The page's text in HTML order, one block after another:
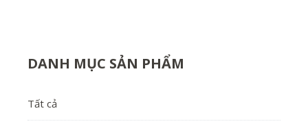
DANH MỤC SẢN PHẨM
Tất cả